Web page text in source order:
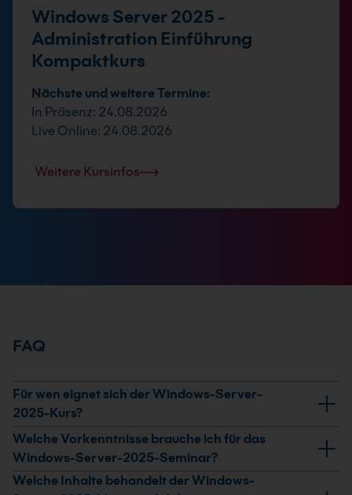
Windows Server 2025 -
Administration Einführung
Kompaktkurs
Nächste und weitere Termine:
In Präsenz: 24.08.2026
Live Online: 24.08.2026
Weitere Kursinfos
FAQ
Für wen eignet sich der Windows-Server-
2025-Kurs?
Der Kurs richtet sich an Junior-IT-Administratoren,
Senior-IT-Administratoren, Systemadministratoren
und IT-Fachleute. Er passt, wenn du Windows Server
Welche Vorkenntnisse brauche ich für das
Windows-Server-2025-Seminar?
Grundkenntnisse in Windows-Server-Administration,
Welche Inhalte behandelt der Windows-